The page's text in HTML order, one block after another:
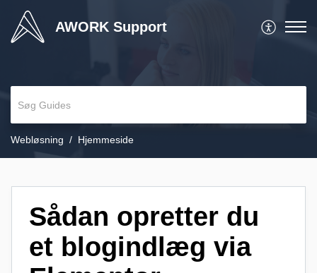
AWORK Support
Webløsning Hjemmeside
Sådan opretter du
et blogindlæg via